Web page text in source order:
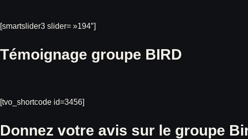
[smartslider3 slider= »194″]
Témoignage groupe BIRD
[tvo_shortcode id=3456]
Donnez votre avis sur le groupe